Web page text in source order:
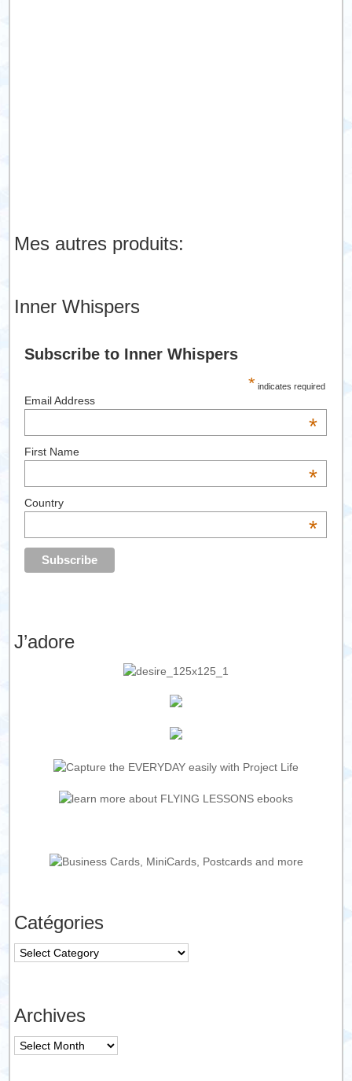
Mes autres produits:
Inner Whispers
Subscribe to Inner Whispers
* indicates required
Email Address
*
First Name
*
Country
*
J’adore
Catégories
Catégories
Archives
Archives